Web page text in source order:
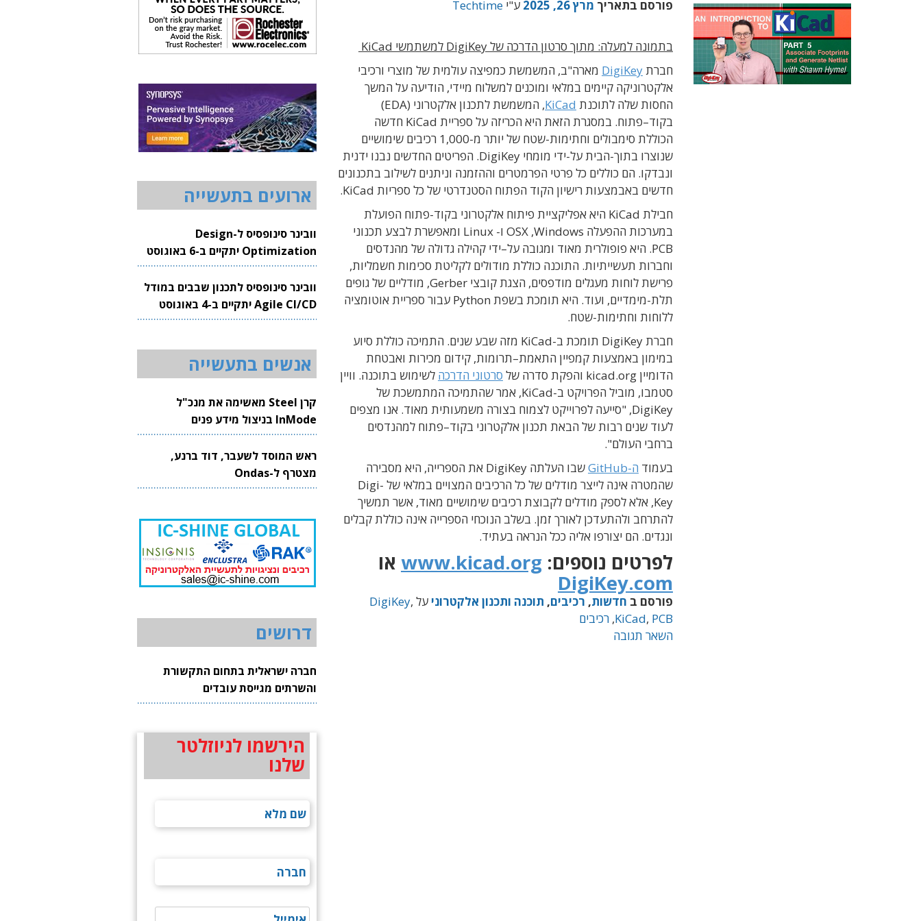
פורסם בתאריך מרץ 26, 2025 ע"י Techtime
בתמונה למעלה: מתוך סרטון הדרכה של DigiKey למשתמשי KiCad
חברתDigiKey מארה"ב, המשמשת כמפיצה עולמית של מוצרי ורכיבי
אלקטרוניקה קיימים במלאי ומוכנים למשלוח מיידי, הודיעה על המשך
החסותשלה לתוכנת KiCad, המשמשתלתכנון אלקטרוני (EDA‏)
בקוד–פתוח. במסגרת הזאת היא הכריזה על
ספריית KiCad חדשה
הכוללת סימבולים וחתימות-שטח של יותר מ-1,000 רכיבים שימושיים
שנוצרו בתוך-הבית על-ידי מומחי DigiKey. הפריטים החדשים נבנו ידנית
ונבדקו. הם כוללים כל פרטי הפרמטרים וההזמנה וניתנים לשילוב בתכנונים
חדשים באבמצעות רישיון הקוד הפתוח הסטנדרטי של כל ספריות KiCad.
חבילת KiCad היא אפליקציית פיתוח אלקטרוני בקוד-פתוח הפועלת
במערכות ההפעלה Windows‏, OSX ו- Linux
ומאפשרת לבצע תכנוני
PCB. היא פופולרית מאוד ו
מגובה על–ידי קהילה גדולה של מהנדסים
וחברות תעשייתיות. התוכנה כוללת מודולים לקליטת סכימות חשמליות,
פרישת לוחות מעגלים מודפסים, הצגת קובצי Gerber, מודליים של גופים
תלת-מימדיים, ועוד. היא תומכת בשפת Python עבור ספריית אוטומציה
ללוחות וחתימות-שטח.
חברתDigiKey תומכת ב-KiCad מזה שבע שנים. התמיכה כוללת סיוע
במימון באמצעות קמפיין התאמת–תרומות, קידום מכירות ואבטחת
הדומיין kicad.org והפקת סדרה של סרטוני הדרכה לשימוש בתוכנה. וויין
סטמבו, מוביל הפרויקט ב-KiCad, אמר ש התמיכה המתמשכתשל
DigiKey, "
סייעה לפרוייקט לצמוח בצורה משמעותית מאוד. אנו מצפים
לעוד שנים רבותשל הבאת תכנון אלקטרוני בקוד–פתוח למהנדסים
ברחבי העולם".
בעמוד ה-GitHub שבו העלתה
DigiKey את הספרייה, היא מסבירה
שהמטרה אינה לייצר מודלים של כל הרכיבים המצויים במלאי של Digi-
Key, אלא לספק מודלים לקבוצת רכיבים שימושיים מאוד, אשר תמשיך
להתרחב ולהתעדכן לאורך זמן. בשלב הנוכחי הספרייה אינה כוללת קבלים
ונגדים. הם יצורפו אליה ככל הנראה בעתיד.
לפרטים נוספים: www.kicad.org או
DigiKey.com
פורסם ב חדשות, רכיבים, תוכנה ותכנון אלקטרוני על DigiKey,
KiCad, PCB
, רכיבים
השאר תגובה
ארועים בתעשייה
וובינר סינופסיס ל-Design
Optimization יתקיים ב-6 באוגוסט
2026
וובינר סינופסיס לתכנון שבבים במודל
Agile CI/CD יתקיים ב-4 באוגוסט
2026
אנשים בתעשייה
קרן Steel מאשימה את מנכ"ל
InMode בניצול מידע פנים
ראש המוסד לשעבר, דוד ברנע,
מצטרף ל-Ondas
דרושים
חברה ישראלית בתחום התקשורת
והשרתים מגייסת עובדים
הירשמו לניוזלטר
שלנו